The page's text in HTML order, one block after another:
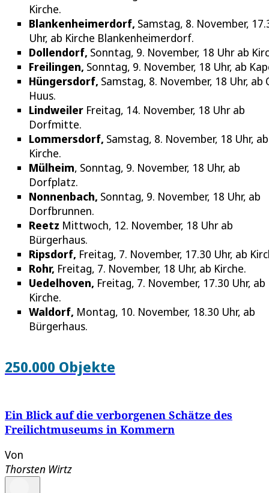
Kirche.
Blankenheimerdorf, Samstag, 8. November,
Uhr, ab Kirche Blankenheimerdorf.
Dollendorf, Sonntag, 9. November, 18 Uhr ab
Freilingen, Sonntag, 9. November, 18 Uhr, ab
Hüngersdorf, Samstag, 8. November, 18 Uhr, ab
Huus.
Lindweiler Freitag, 14. November, 18 Uhr ab
Dorfmitte.
Lommersdorf, Samstag, 8. November, 18 Uhr, ab
Kirche.
Mülheim, Sonntag, 9. November, 18 Uhr, ab
Dorfplatz.
Nonnenbach, Sonntag, 9. November, 18 Uhr, ab
Dorfbrunnen.
Reetz Mittwoch, 12. November, 18 Uhr ab
Bürgerhaus.
Ripsdorf, Freitag, 7. November, 17.30 Uhr, ab
Rohr, Freitag, 7. November, 18 Uhr, ab Kirche.
Uedelhoven, Freitag, 7. November, 17.30 Uhr, ab
Kirche.
Waldorf, Montag, 10. November, 18.30 Uhr, ab
Bürgerhaus.
250.000 Objekte
Ein Blick auf die verborgenen Schätze des
Freilichtmuseums in Kommern
Von
Thorsten Wirtz